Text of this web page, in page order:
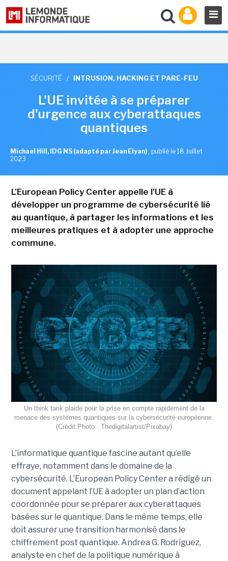
SÉCURITÉ / INTRUSION, HACKING ET PARE-FEU
L'UE invitée à se préparer
d'urgence aux cyberattaques
quantiques
Michael Hill, IDG NS (adapté par Jean Elyan) , publié le 18 Juillet
2023
L'European Policy Center appelle l'UE à
développer un programme de cybersécurité lié
au quantique, à partager les informations et les
meilleures pratiques et à adopter une approche
commune.
Un think tank plaide pour la prise en compte rapidement de la
menace des systèmes quantiques sur la cybersécurité européenne.
(Crédit Photo : Thedigitalartist/Pixabay)
L’informatique quantique fascine autant qu’elle
effraye, notamment dans le domaine de la
cybersécurité. L’European Policy Center a rédigé un
document appelant l’UE à adopter un plan d’action
coordonnée pour se préparer aux cyberattaques
basées sur le quantique. Dans le même temps, elle
doit assurer une transition harmonisé dans le
chiffrement post quantique. Andrea G. Rodríguez,
analyste en chef de la politique numérique à